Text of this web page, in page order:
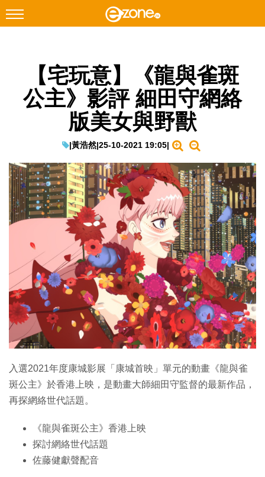
Facebook Instagram
科技焦點
教學評測
EduTech
IT Times
生成式AI與雲端應用
Enterprise Digital Transformation
特集
【宅玩意】《龍與雀斑
公主》影評 細田守網絡
版美女與野獸
|黃浩然|25-10-2021 19:05|
入選2021年度康城影展「康城首映」單元的動畫《龍與雀
斑公主》於香港上映，是動畫大師細田守監督的最新作品，
再探網絡世代話題。
《龍與雀斑公主》香港上映
探討網絡世代話題
佐藤健獻聲配音